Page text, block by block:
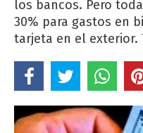
los bancos. Pero
30% para gastos en
tarjeta en el exterior.